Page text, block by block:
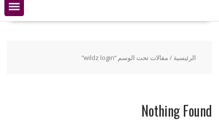
الرئيسية / مقالات تحت الوسم “wildz login”
Nothing Found